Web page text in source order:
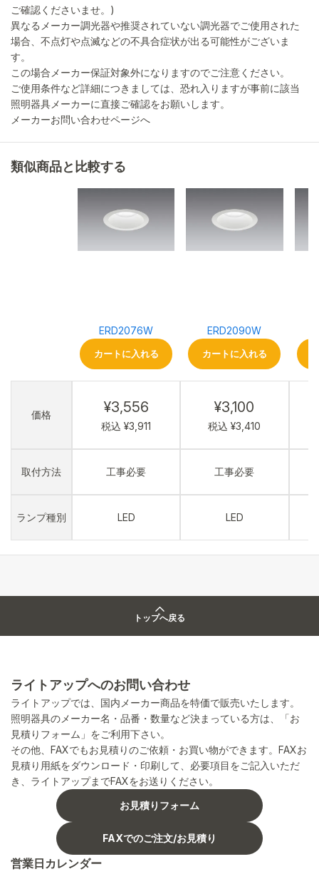
ご確認くださいませ。)
異なるメーカー調光器や推奨されていない調光器でご使用された
場合、不点灯や点滅などの不具合症状が出る可能性がございま
す。
この場合メーカー保証対象外になりますのでご注意ください。
ご使用条件など詳細につきましては、恐れ入りますが事前に該当
照明器具メーカーに直接ご確認をお願いします。
メーカーお問い合わせページへ
類似商品と比較する
価格
取付方法
ランプ種別
ERD2076W
カートに入れる
¥3,556
税込 ¥3,911
工事必要
LED
ERD2090W
カートに入れる
¥3,100
税込 ¥3,410
工事必要
LED
トップへ戻る
ライトアップへのお問い合わせ
ライトアップでは、国内メーカー商品を特価で販売いたします。
照明器具のメーカー名・品番・数量など決まっている方は、「お
見積りフォーム」をご利用下さい。
その他、FAXでもお見積りのご依頼・お買い物ができます。FAXお
見積り用紙をダウンロード・印刷して、必要項目をご記入いただ
き、ライトアップまでFAXをお送りください。
お見積りフォーム
FAXでのご注文/お見積り
営業日カレンダー